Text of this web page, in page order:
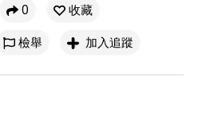
0
收藏
檢舉 加入追蹤